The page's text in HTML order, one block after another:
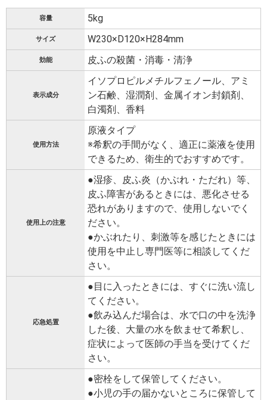
容量 5kg
サイズ W230×D120×H284mm
効能 皮ふの殺菌・消毒・清浄
表示成分
イソプロピルメチルフェノール、アミ
ン石鹸、湿潤剤、金属イオン封鎖剤、
白濁剤、香料
使用方法
原液タイプ
※希釈の手間がなく、適正に薬液を使用
できるため、衛生的でおすすめです。
使用上の注意
●湿疹、皮ふ炎（かぶれ・ただれ）等、
皮ふ障害があるときには、悪化させる
恐れがありますので、使用しないでく
ださい。
●かぶれたり、刺激等を感じたときには
使用を中止し専門医等に相談してくだ
さい。
応急処置
●目に入ったときには、すぐに洗い流し
てください。
●飲み込んだ場合は、水で口の中を洗浄
した後、大量の水を飲ませて希釈し、
症状によって医師の手当を受けてくだ
さい。
●密栓をして保管してください。
●小児の手の届かないところに保管して